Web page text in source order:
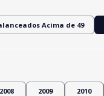
Acima de 49
2008 2009 2010